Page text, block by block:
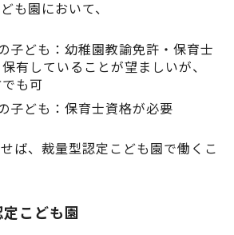
も園において、
子ども：幼稚園教諭免許・保育士
有していることが望ましいが、
も可
子ども：保育士資格が必要
ば、裁量型認定こども園で働くこ
こども園